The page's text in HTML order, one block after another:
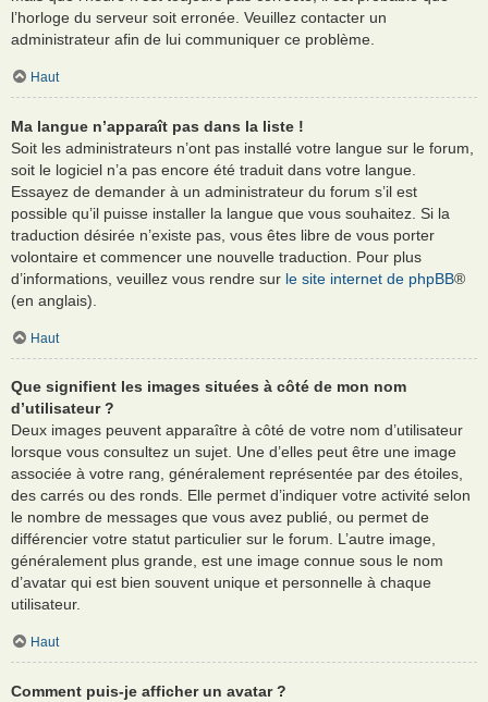
l’horloge du serveur soit erronée. Veuillez contacter un
administrateur afin de lui communiquer ce problème.
Haut
Ma langue n’apparaît pas dans la liste !
Soit les administrateurs n’ont pas installé votre langue sur le forum,
soit le logiciel n’a pas encore été traduit dans votre langue.
Essayez de demander à un administrateur du forum s’il est
possible qu’il puisse installer la langue que vous souhaitez. Si la
traduction désirée n’existe pas, vous êtes libre de vous porter
volontaire et commencer une nouvelle traduction. Pour plus
d’informations, veuillez vous rendre sur le site internet de phpBB®
(en anglais).
Haut
Que signifient les images situées à côté de mon nom
d’utilisateur ?
Deux images peuvent apparaître à côté de votre nom d’utilisateur
lorsque vous consultez un sujet. Une d’elles peut être une image
associée à votre rang, généralement représentée par des étoiles,
des carrés ou des ronds. Elle permet d’indiquer votre activité selon
le nombre de messages que vous avez publié, ou permet de
différencier votre statut particulier sur le forum. L’autre image,
généralement plus grande, est une image connue sous le nom
d’avatar qui est bien souvent unique et personnelle à chaque
utilisateur.
Haut
Comment puis-je afficher un avatar ?